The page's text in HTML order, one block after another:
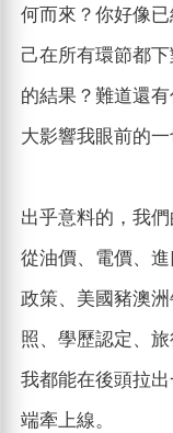
何而來？你好像
己在所有環節都
的結果？難道還
大影響我眼前的一
出乎意料的，我
從油價、電價、
政策、美國豬澳
照、學歷認定、
我都能在後頭拉
端牽上線。